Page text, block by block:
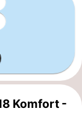
Komfort -